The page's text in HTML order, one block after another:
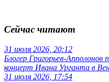
Сейчас читают
31 июля 2026, 20:12
Блогер Григорьев-Апполонов
концерт Ивана Урганта в
31 июля 2026, 17:54